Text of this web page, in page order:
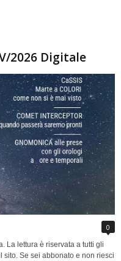
2026 Digitale
0
La lettura è riservata a tutti gli
Se sei abbonato e non riesci